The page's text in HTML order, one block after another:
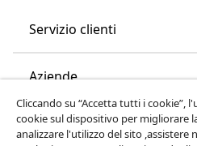
Servizio clienti
Aziende
vidaXL
Cliccando su “Accetta tutti i cookie”,
cookie sul dispositivo per migliorare
analizzare l'utilizzo del sito ,assistere